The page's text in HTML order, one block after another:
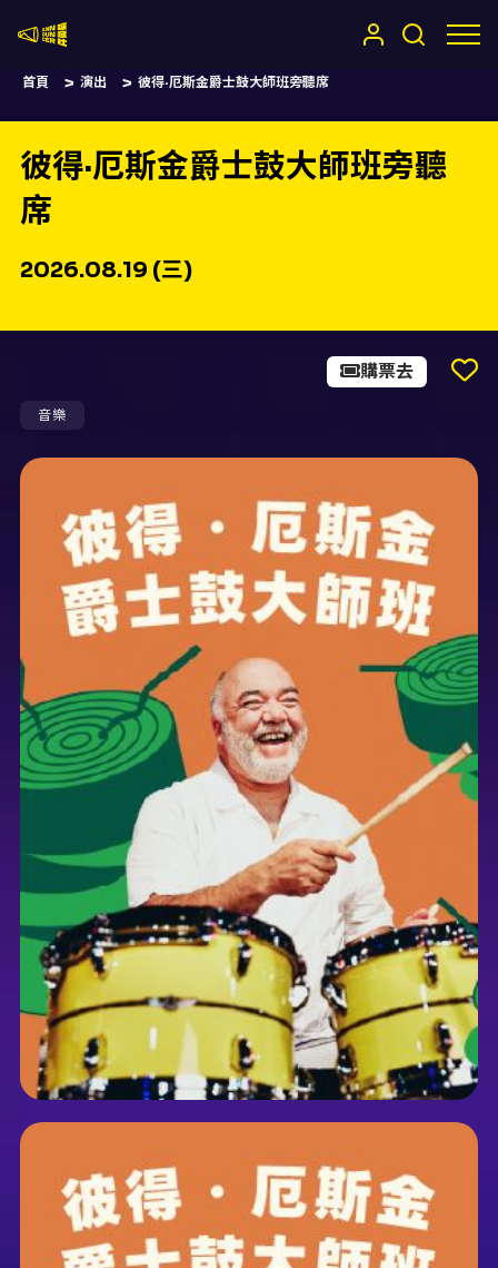
首頁 演出 彼得·厄斯金爵士鼓大師班旁聽席
彼得·厄斯金爵士鼓大師班旁聽
席
2026.08.19 (三)
音樂
購票去